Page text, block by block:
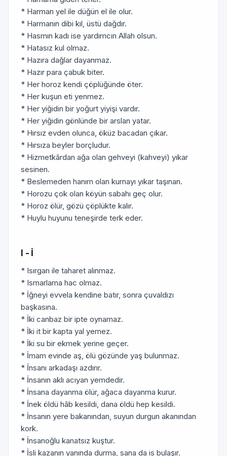
* Harman yel ile düğün el ile olur.
* Harmanın dibi kıl, üstü dağdır.
* Hasmın kadı ise yardımcın Allah olsun.
* Hatasız kul olmaz.
* Hazıra dağlar dayanmaz.
* Hazır para çabuk biter.
* Her horoz kendi çöplüğünde öter.
* Her kuşun eti yenmez.
* Her yiğidin bir yoğurt yiyişi vardır.
* Her yiğidin gönlünde bir arslan yatar.
* Hırsız evden olunca, öküz bacadan çıkar.
* Hırsıza beyler borçludur.
* Hizmetkârdan ağa olan gehveyi (kahveyi) yıkar
sesinen.
* Beslemeden hanım olan kurnayı yıkar taşınan.
* Horozu çok olan köyün sabahı geç olur.
* Horoz ölür, gözü çöplükte kalır.
* Huylu huyunu teneşirde terk eder.
I - İ
* Isırgan ile taharet alınmaz.
* Ismarlama hac olmaz.
* İğneyi evvela kendine batır, sonra çuvaldızı
başkasına.
* İki canbaz bir ipte oynamaz.
* İki it bir kapta yal yemez.
* İki su bir ekmek yerine geçer.
* İmam evinde aş, ölü gözünde yaş bulunmaz.
* İnsanı arkadaşı azdırır.
* İnsanın aklı acıyan yemdedir.
* İnsana dayanma ölür, ağaca dayanma kurur.
* İnek öldü hâb kesildi, dana öldü hep kesildi.
* İnsanın yere bakanından, suyun durgun akanından
kork.
* İnsanoğlu kanatsız kuştur.
* İsli kazanın yanında durma, sana da is bulaşır.